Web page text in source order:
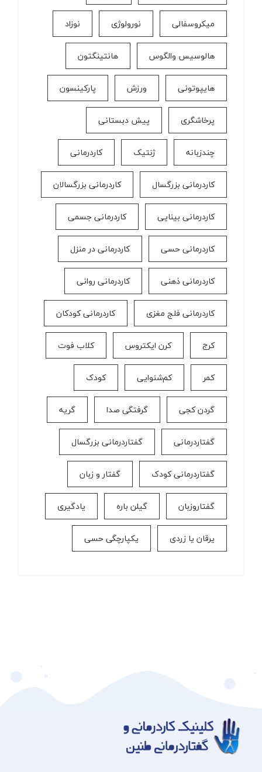
میکروسفالی نورولوژی نوزاد
هالوسیس والگوس هانتینگتون
هایپوتونی ورزش پارکینسون
پرخاشگری پیش دبستانی
چندزبانه ژنتیک کاردرمانی
کاردرمانی بزرگسال کاردرمانی بزرگسالان
کاردرمانی بینایی کاردرمانی جسمی
کاردرمانی حسی کاردرمانی در منزل
کاردرمانی ذهنی کاردرمانی روانی
کاردرمانی فلج مغزی کاردرمانی کودکان
کرج کرن ایکتروس کلاب فوت
کمر کم‌شنوایی کودک
گردن کجی گرفتگی صدا گریه
گفتاردرمانی گفتاردرمانی بزرگسال
گفتاردرمانی کودک گفتار و زبان
گفتاروزبان گیلن باره یادگیری
یرقان یا زردی یکپارچگی حسی